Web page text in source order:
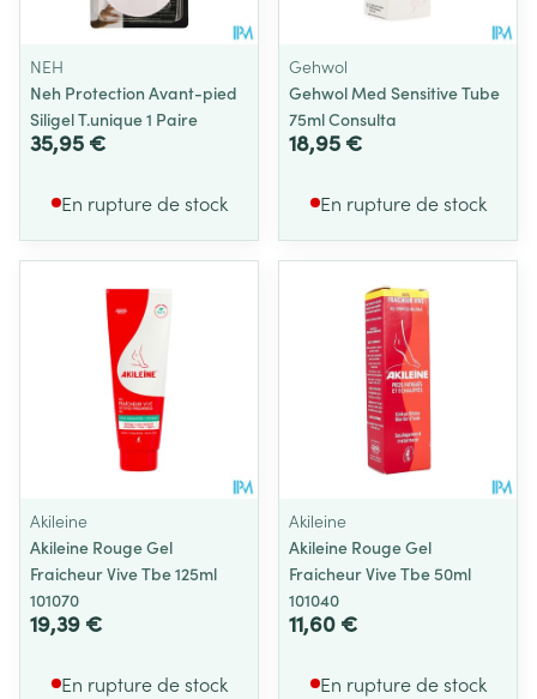
NEH
Neh Protection Avant-pied
Siligel T.unique 1 Paire
35,95 €
En rupture de stock
Gehwol
Gehwol Med Sensitive Tube
75ml Consulta
18,95 €
En rupture de stock
Akileine
Akileine Rouge Gel
Fraicheur Vive Tbe 125ml
101070
19,39 €
En rupture de stock
Akileine
Akileine Rouge Gel
Fraicheur Vive Tbe 50ml
101040
11,60 €
En rupture de stock